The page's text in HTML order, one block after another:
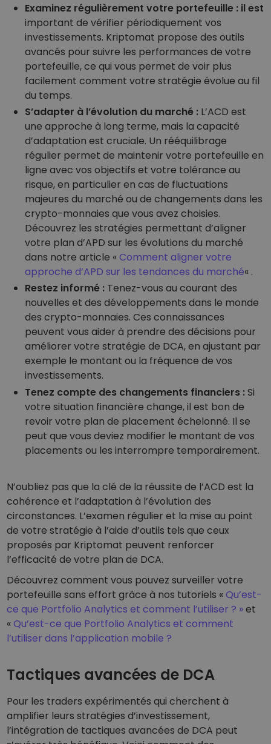
Examinez régulièrement votre portefeuille : il est
important de vérifier périodiquement vos
investissements. Kriptomat propose des outils
avancés pour suivre les performances de votre
portefeuille, ce qui vous permet de voir plus
facilement comment votre stratégie évolue au fil
du temps.
S’adapter à l’évolution du marché : L’ACD est
une approche à long terme, mais la capacité
d’adaptation est cruciale. Un rééquilibrage
régulier permet de maintenir votre portefeuille en
ligne avec vos objectifs et votre tolérance au
risque, en particulier en cas de fluctuations
majeures du marché ou de changements dans les
crypto-monnaies que vous avez choisies.
Découvrez les stratégies permettant d’aligner
votre plan d’APD sur les évolutions du marché
dans notre article «Comment aligner votre
approche d’APD sur les tendances du marché« .
Restez informé : Tenez-vous au courant des
nouvelles et des développements dans le monde
des crypto-monnaies. Ces connaissances
peuvent vous aider à prendre des décisions pour
améliorer votre stratégie de DCA, en ajustant par
exemple le montant ou la fréquence de vos
investissements.
Tenez compte des changements financiers :Si
votre situation financière change, il est bon de
revoir votre plan de placement échelonné. Il se
peut que vous deviez modifier le montant de vos
placements ou les interrompre temporairement.
N’oubliez pas que la clé de la réussite de l’ACD est la
cohérence et l’adaptation à l’évolution des
circonstances. L’examen régulier et la mise au point
de votre stratégie à l’aide d’outils tels que ceux
proposés par Kriptomat peuvent renforcer
l’efficacité de votre plan de DCA.
Découvrez comment vous pouvez surveiller votre
portefeuille sans effort grâce à nos tutoriels «Qu’est-
ce que Portfolio Analytics et comment l’utiliser ? »et
«Qu’est-ce que Portfolio Analytics et comment
l’utiliser dans l’application mobile ?
Tactiques avancées de DCA
Pour les traders expérimentés qui cherchent à
amplifier leurs stratégies d’investissement,
l’intégration de tactiques avancées de DCA peut